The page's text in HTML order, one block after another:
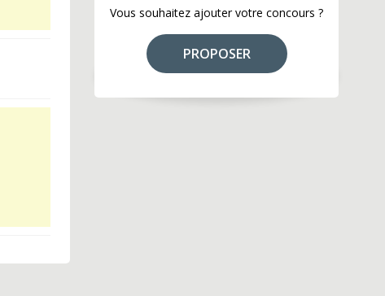
Vous souhaitez ajouter votre concours ?
PROPOSER